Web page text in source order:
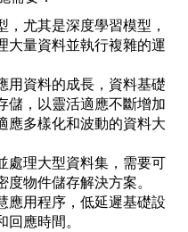
，尤其是深度學習模型，
大量資料並執行複雜的運
用資料的成長，資料基礎
儲，以靈活適應不斷增加
應多樣化和波動的資料大
處理大型資料集，需要可
物件儲存解決方案。
應用程序，低延遲基礎設
應時間。